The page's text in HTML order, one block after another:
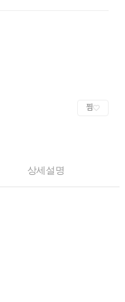
찜
상세설명